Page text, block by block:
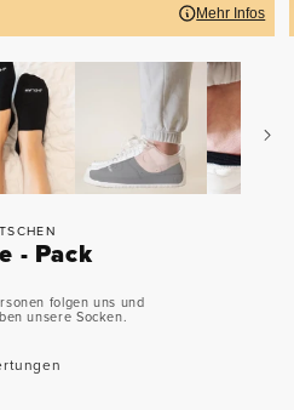
Mehr Infos
- Pack
folgen uns und
unsere Socken.